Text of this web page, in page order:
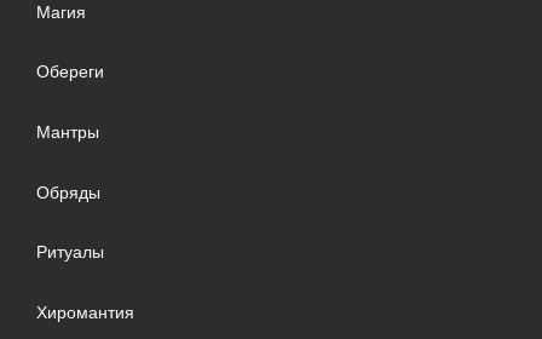
Магия
Обереги
Мантры
Обряды
Ритуалы
Хиромантия